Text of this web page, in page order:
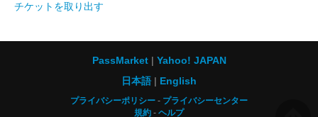
チケットを取り出す
PassMarket
Yahoo! JAPAN
日本語
English
プライバシーポリシー
プライバシーセンター
規約
ヘルプ